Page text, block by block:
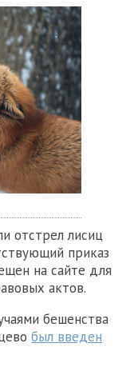
отстрел лисиц
приказ
на сайте для
актов.
бешенства
был введен